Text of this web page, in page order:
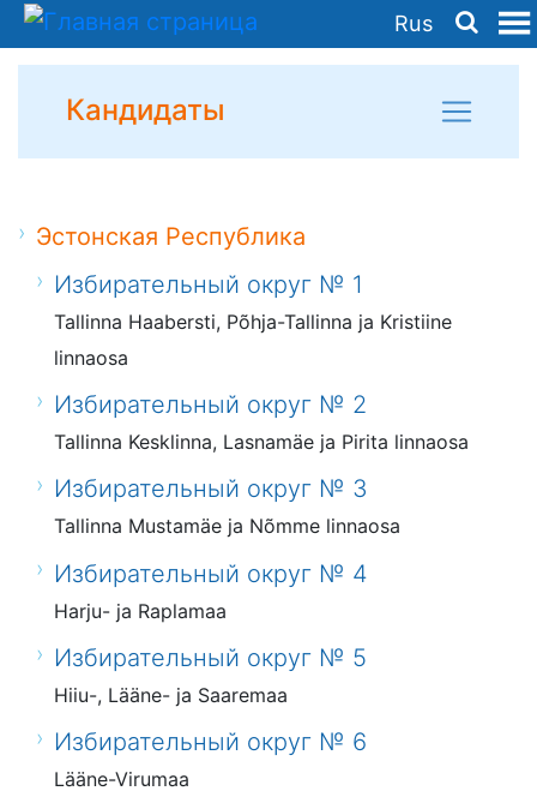
Rus
Кандидаты
Эстонская Республика
Избирательный округ № 1
Tallinna Haabersti, Põhja-Tallinna ja Kristiine
linnaosa
Избирательный округ № 2
Tallinna Kesklinna, Lasnamäe ja Pirita linnaosa
Избирательный округ № 3
Tallinna Mustamäe ja Nõmme linnaosa
Избирательный округ № 4
Harju- ja Raplamaa
Избирательный округ № 5
Hiiu-, Lääne- ja Saaremaa
Избирательный округ № 6
Lääne-Virumaa